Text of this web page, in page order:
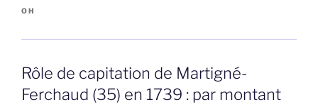
OH
Rôle de capitation de Martigné-
Ferchaud (35) en 1739 : par montant